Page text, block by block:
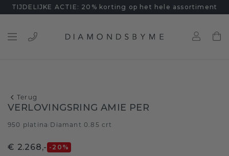
TIJDELIJKE ACTIE: 20% korting op het hele assortiment
Terug
VERLOVINGSRING AMIE PER
950 platina Diamant 0.85 crt
€ 2.268,- -20 %